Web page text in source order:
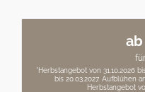
*Herbstangebot von 31.10.2026
bis 20.03.2027. Aufblühen
Herbstangebot